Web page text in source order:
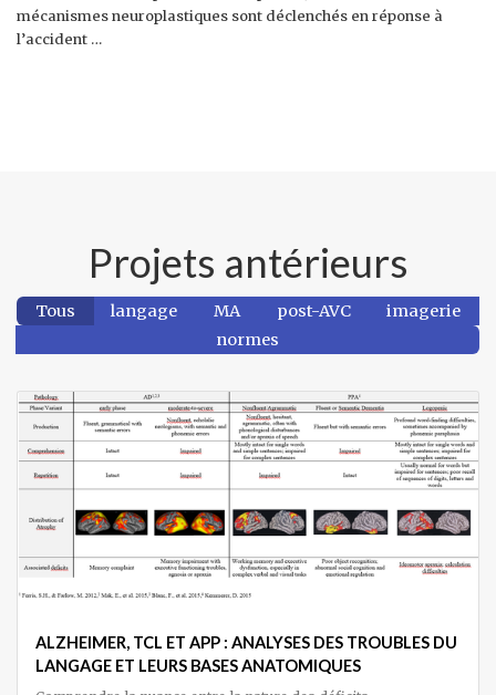
mécanismes neuroplastiques sont déclenchés en réponse à
l’accident …
Projets antérieurs
Tous langage MA post-AVC
imagerie
normes
ALZHEIMER, TCL ET APP : ANALYSES DES TROUBLES DU
LANGAGE ET LEURS BASES ANATOMIQUES